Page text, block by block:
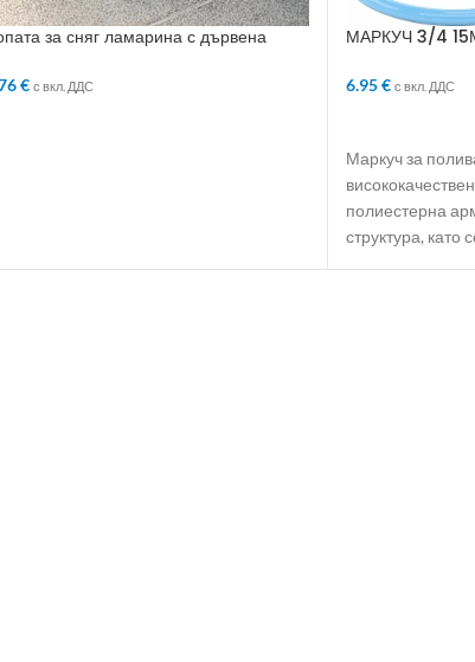
за сняг ламарина с дървена
€ с вкл. ДДС
МАРКУЧ 3/4
6.95€ с вкл. ДДС
Маркуч за
полиестерна
структура, като